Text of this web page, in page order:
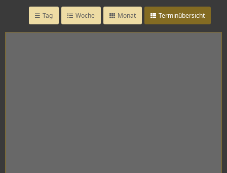
Tag Woche Monat Terminübersicht